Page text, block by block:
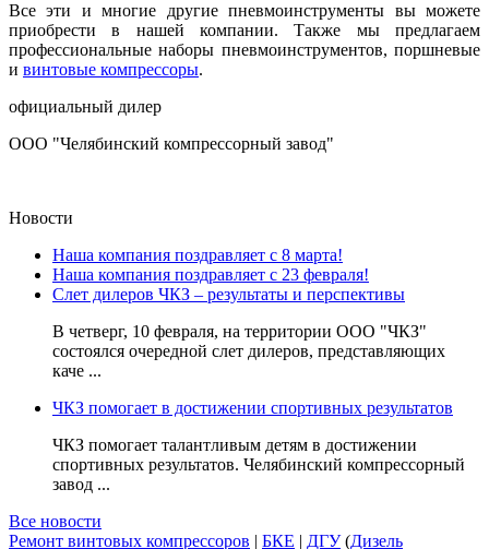
Все эти и многие другие пневмоинструменты вы можете
приобрести в нашей компании. Также мы предлагаем
профессиональные наборы пневмоинструментов, поршневые
и винтовые компрессоры.
официальный дилер
ООО "Челябинский компрессорный завод"
Новости
Наша компания поздравляет с 8 марта!
Наша компания поздравляет с 23 февраля!
Слет дилеров ЧКЗ – результаты и перспективы
В четверг, 10 февраля, на территории ООО "ЧКЗ"
состоялся очередной слет дилеров, представляющих
каче ...
ЧКЗ помогает в достижении спортивных результатов
ЧКЗ помогает талантливым детям в достижении
спортивных результатов. Челябинский компрессорный
завод ...
Все новости
Ремонт винтовых компрессоров | БКЕ | ДГУ(Дизель